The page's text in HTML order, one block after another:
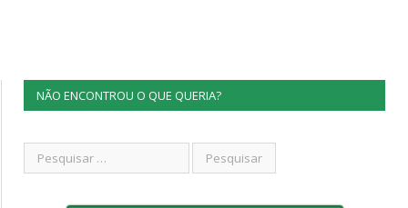
NÃO ENCONTROU O QUE QUERIA?